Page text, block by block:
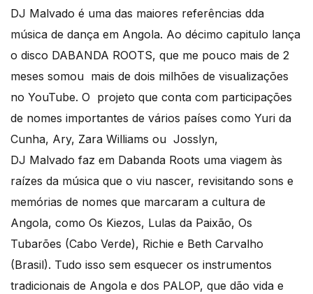
DJ Malvado é uma das maiores referências dda
música de dança em Angola. Ao décimo capitulo lança
o disco DABANDA ROOTS, que me pouco mais de 2
meses somou mais de dois milhões de visualizações
no YouTube. O projeto que conta com participações
de nomes importantes de vários países como Yuri da
Cunha, Ary, Zara Williams ou Josslyn,
DJ Malvado faz em Dabanda Roots uma viagem às
raízes da música que o viu nascer, revisitando sons e
memórias de nomes que marcaram a cultura de
Angola, como Os Kiezos, Lulas da Paixão, Os
Tubarões (Cabo Verde), Richie e Beth Carvalho
(Brasil). Tudo isso sem esquecer os instrumentos
tradicionais de Angola e dos PALOP, que dão vida e